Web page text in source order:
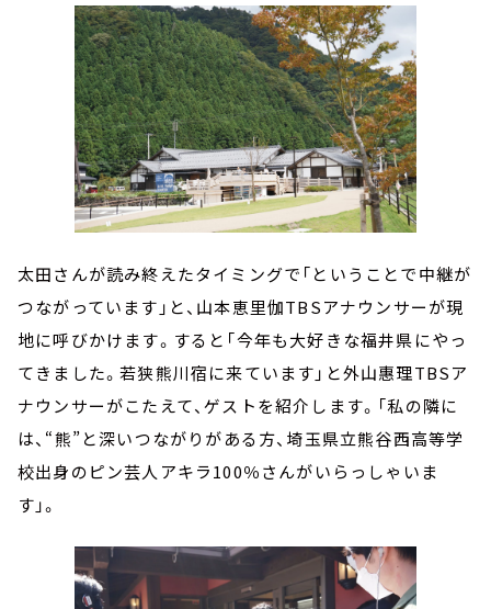
太田さんが読み終えたタイミングで「ということで中継が
つながっています」と、山本恵里伽TBSアナウンサーが現
地に呼びかけます。すると「今年も大好きな福井県にやっ
てきました。若狭熊川宿に来ています」と外山惠理TBSア
ナウンサーがこたえて、ゲストを紹介します。「私の隣に
は、“熊”と深いつながりがある方、埼玉県立熊谷西高等学
校出身のピン芸人アキラ100％さんがいらっしゃいま
す」。